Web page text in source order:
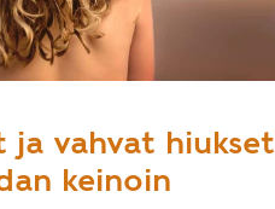
ja vahvat hiukset
keinoin